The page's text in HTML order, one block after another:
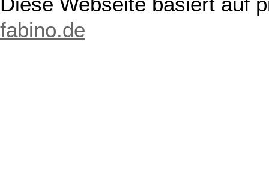
fabino.de